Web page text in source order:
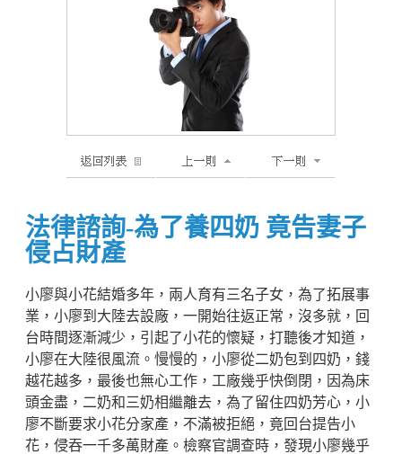
法律諮詢-為了養四奶 竟告妻子
侵占財產
小廖與小花結婚多年，兩人育有三名子女，為了拓展事
業，小廖到大陸去設廠，一開始往返正常，沒多就，回
台時間逐漸減少，引起了小花的懷疑，打聽後才知道，
小廖在大陸很風流。慢慢的，小廖從二奶包到四奶，錢
越花越多，最後也無心工作，工廠幾乎快倒閉，因為床
頭金盡，二奶和三奶相繼離去，為了留住四奶芳心，小
廖不斷要求小花分家產，不滿被拒絕，竟回台提告小
花，侵吞一千多萬財產。檢察官調查時，發現小廖幾乎